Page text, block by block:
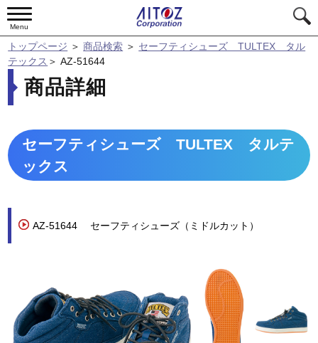
Menu
トップページ ＞商品検索 ＞ セーフティシューズ TULTEX タル
テックス ＞AZ-51644
商品詳細
セーフティシューズ TULTEX タルテ
ックス
AZ-51644 セーフティシューズ（ミドルカット）